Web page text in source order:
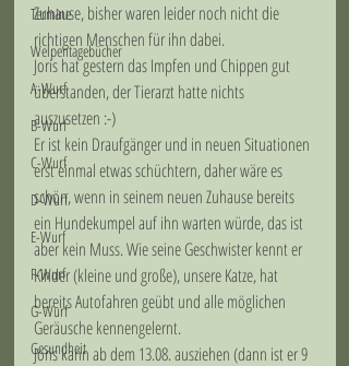
Termine
Welpentagebücher
A-Wurf
B-Wurf
C-Wurf
D-Wurf
E-Wurf
F-Wurf
G-Wurf
Gesundheit
Zuhause, bisher waren leider noch nicht die
richtigen Menschen für ihn dabei.
Joris hat gestern das Impfen und Chippen gut
überstanden, der Tierarzt hatte nichts
auszusetzen :-)
Er ist kein Draufgänger und in neuen Situationen
erst einmal etwas schüchtern, daher wäre es
schön, wenn in seinem neuen Zuhause bereits
ein Hundekumpel auf ihn warten würde, das ist
aber kein Muss. Wie seine Geschwister kennt er
Kinder (kleine und große), unsere Katze, hat
bereits Autofahren geübt und alle möglichen
Geräusche kennengelernt.
Joris kann ab dem 13.08. ausziehen (dann ist er 9